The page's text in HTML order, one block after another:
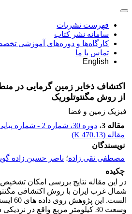
فهرست نشریات
سامانه نشر کتاب
کارگاه‌ها و دوره‌های آموزشی
تماس با ما
English
اکتشاف ذخایر زمین گرمایی در
از روش مگنتوتلوریک
فیزیک زمین و فضا
مقاله 3
، دوره 30، شماره 2 - شماره پیاپی 482
مقاله (470.13 K
)
نویسندگان
مصطفى نقى زاده؛ ناصر حسین زاده
چکیده
در این مقاله نتایج بررسی امکان
وسعت 30 کیلومتر مربع واقع در